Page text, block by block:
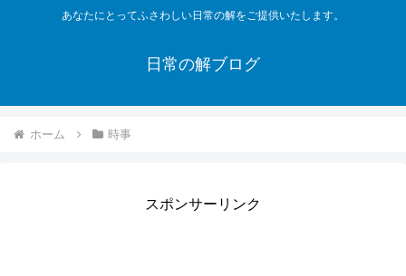
あなたにとってふさわしい日常の解をご提供いたします。
日常の解ブログ
ホーム 時事
スポンサーリンク